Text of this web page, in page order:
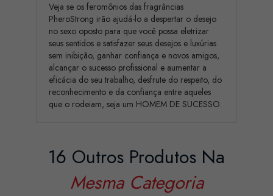
Veja se os feromônios das fragrâncias
PheroStrong irão ajudá-lo a despertar o desejo
no sexo oposto para que você possa eletrizar
seus sentidos e satisfazer seus desejos e luxúrias
sem inibição, ganhar confiança e novos amigos,
alcançar o sucesso profissional e aumentar a
eficácia do seu trabalho, desfrute do respeito, do
reconhecimento e da confiança entre aqueles
que o rodeiam, seja um HOMEM DE SUCESSO.
16 Outros Produtos Na
Mesma Categoria